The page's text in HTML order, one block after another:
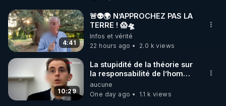
🌱 INSTAGRAM
https://www.instagram.com/rdlr_thierrycasasnovas/
http://rgnr.li/instagram
🌱 LA NEWSLETTER
Pour ne pas rater l’actualité RGNR (stages,
4:41
🚨👽🌍 N’APPROCHEZ PAS LA
TERRE ! 😱🛸
Infos et vérité
22 hours ago
2.0 k views
10:29
La stupidité de la théorie sur
la responsabilité de l’homme
concernant le dioxyde de
carbone.
aucune
One day ago
1.1 k views